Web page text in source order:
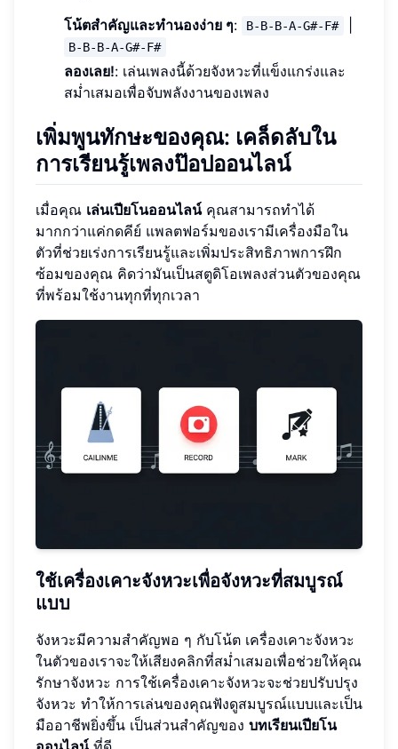
โน้ตสำคัญและทำนองง่าย ๆ: B-B-B-A-G#-F#
B-B-B-A-G#-F#
ลองเลย!: เล่นเพลงนี้ด้วยจังหวะที่แข็งแกร่งและ
สม่ำเสมอเพื่อจับพลังงานของเพลง
เพิ่มพูนทักษะของคุณ: เคล็ดลับใน
การเรียนรู้เพลงป๊อปออนไลน์
เมื่อคุณ เล่นเปียโนออนไลน์คุณสามารถทำได้
มากกว่าแค่กดคีย์ แพลตฟอร์มของเรามีเครื่องมือใน
ตัวที่ช่วยเร่งการเรียนรู้และเพิ่มประสิทธิภาพการฝึก
ซ้อมของคุณ คิดว่ามันเป็นสตูดิโอเพลงส่วนตัวของคุณ
ที่พร้อมใช้งานทุกที่ทุกเวลา
ใช้เครื่องเคาะจังหวะเพื่อจังหวะที่สมบูรณ์
แบบ
จังหวะมีความสำคัญพอ ๆ กับโน้ต เครื่องเคาะจังหวะ
ในตัวของเราจะให้เสียงคลิกที่สม่ำเสมอเพื่อช่วยให้คุณ
รักษาจังหวะ การใช้เครื่องเคาะจังหวะจะช่วยปรับปรุง
จังหวะ ทำให้การเล่นของคุณฟังดูสมบูรณ์แบบและเป็น
มืออาชีพยิ่งขึ้น เป็นส่วนสำคัญของ บทเรียนเปียโน